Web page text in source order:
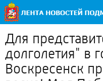
Для
долголетия" в
Воскресенск